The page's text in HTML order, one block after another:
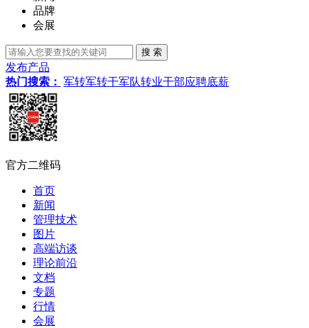
品牌
会展
发布产品
热门搜索： 军转军转干军队转业干部应聘底薪
官方二维码
首页
新闻
管理技术
图片
高端访谈
理论前沿
文档
专题
行情
会展